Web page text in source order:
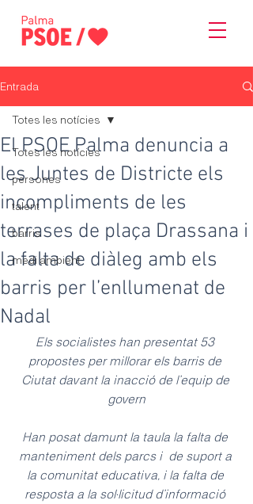
Entrada
Totes les notícies
persones
talent
barris
medi ambient
Totes les notícies
El PSOE Palma denuncia a
les Juntes de Districte els
incompliments de les
terrases de plaça Drassana i
la falta de diàleg amb els
barris per l’enllumenat de
Nadal
Els socialistes han presentat 53
propostes per millorar els barris de
Ciutat davant la inacció de l’equip de
govern
Han posat damunt la taula la falta de
manteniment dels parcs i  de suport a
la comunitat educativa, i la falta de
resposta a la sol·licitud d’informació